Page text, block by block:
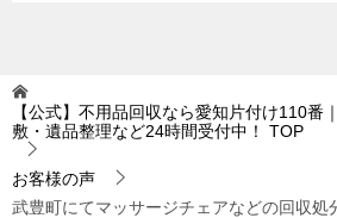
【公式】不用品回収なら愛知片付け110番
敷・遺品整理など24時間受付中！
TOP
お客様の声
武豊町にてマッサージチェアなどの回収